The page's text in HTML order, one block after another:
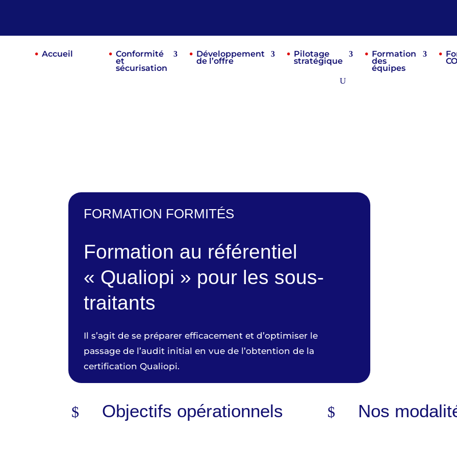
Accueil Conformité
et
sécurisation
Développement
de l’offre
Pilotage
stratégique
Formation
des
équipes
FORMATION FORMITÉS
Formation au référentiel
« Qualiopi » pour les sous-
traitants
Il s’agit de se préparer efficacement et d’optimiser le
passage de l’audit initial en vue de l’obtention de la
certification Qualiopi.
Objectifs opérationnels Nos